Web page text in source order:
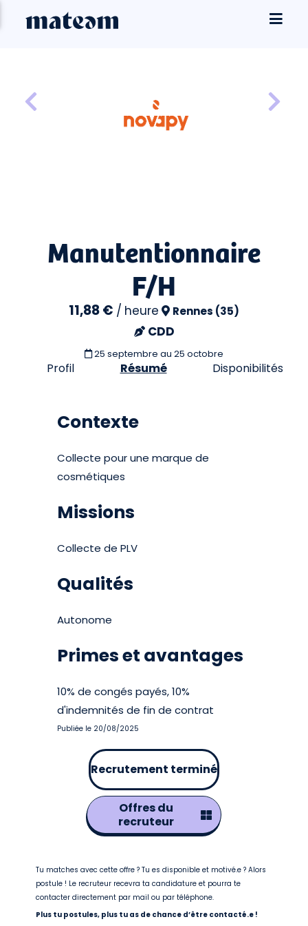
Manutentionnaire
F/H
11,88 € / heure Rennes (35)
CDD
25 septembre au 25 octobre
Profil Résumé Disponibilités
Contexte
Collecte pour une marque de
cosmétiques
Missions
Collecte de PLV
Qualités
Autonome
Primes et avantages
10% de congés payés, 10%
d'indemnités de fin de contrat
Publiée le 20/08/2025
Recrutement terminé
Offres du
recruteur
Tu matches avec cette offre ? Tu es disponible et motivé.e ? Alors
postule ! Le recruteur recevra ta candidature et pourra te
contacter directement par mail ou par téléphone.
Plus tu postules, plus tu as de chance d’être contacté.e !